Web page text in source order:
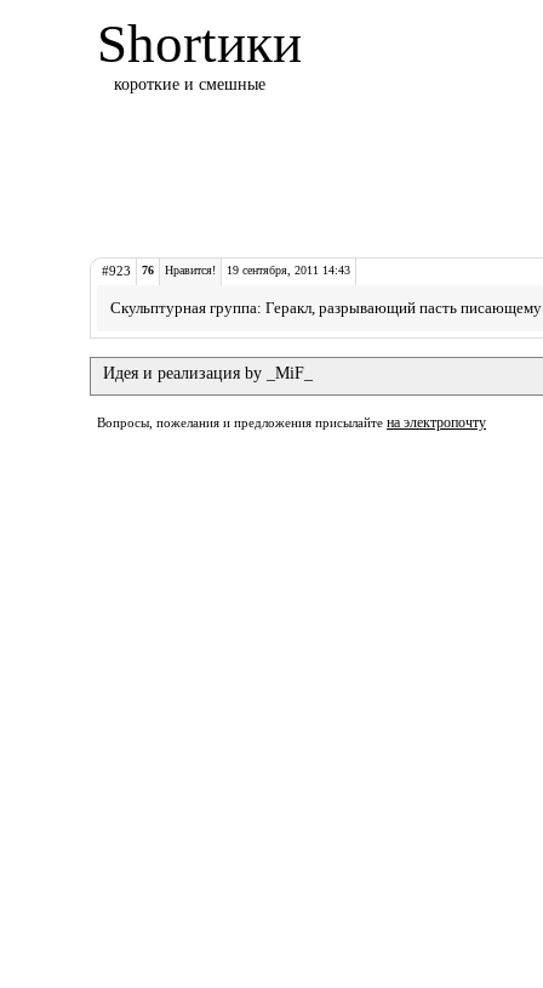
Shortики
короткие и смешные
#923 76 Нравится! 19 сентября, 2011 14:43
Скульптурная группа: Геракл, разрывающий пасть писающему
Идея и реализация by _MiF_
Вопросы, пожелания и предложения присылайте на электропочту